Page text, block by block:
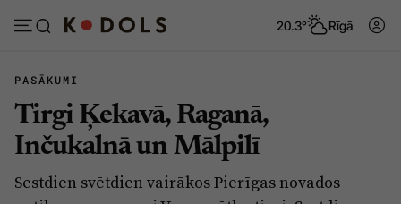
20.3° Rīgā
Abonēt Pieslēgties
Ziņas Tēmas
PASĀKUMI
Tirgi Ķekavā, Raganā,
Inčukalnā un Mālpilī
Sestdien svētdien vairākos Pierīgas novados